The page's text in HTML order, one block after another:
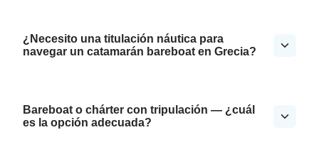
¿Necesito una titulación náutica para
navegar un catamarán bareboat en Grecia?
Bareboat o chárter con tripulación — ¿cuál
es la opción adecuada?